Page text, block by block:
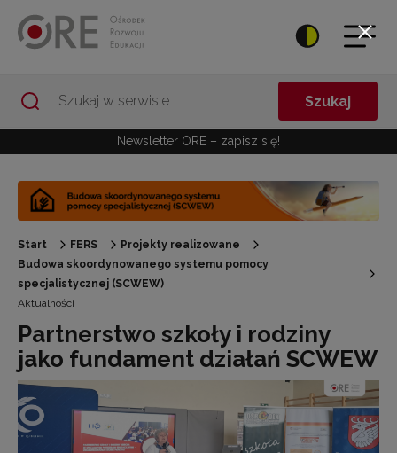
Szukaj
Newsletter ORE – zapisz się!
Start FERS
Projekty realizowane
Budowa skoordynowanego systemu pomocy
specjalistycznej (SCWEW)
Aktualności
Partnerstwo szkoły i rodziny
jako fundament działań SCWEW